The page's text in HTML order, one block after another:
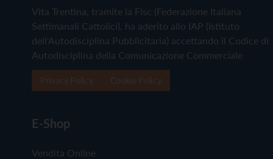
Vita Trentina, tramite la Fisc (Federazione Italiana
Settimanali Cattolici), ha aderito allo IAP (Istituto
dell'Autodisciplina Pubblicitaria) accettando il Codice di
Autodisciplina della Comunicazione Commerciale
E-Shop
Vendita Online